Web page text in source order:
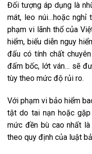
Đối tượng áp dụng là
mát, leo núi…hoặc nghỉ
phạm vi lãnh thổ của
hiểm, biểu diễn nguy
đấu có tính chất
đấm bốc, lớt ván… sẽ
tùy theo mức độ rủi ro.
Với phạm vi bảo hiểm
tật do tai nạn hoặc
mức đền bù cao nhất
theo quy định của luật